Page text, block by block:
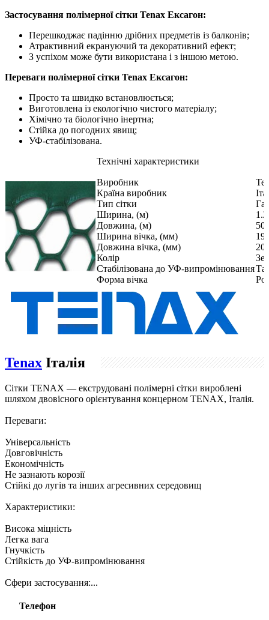
Застосування полімерної сітки Tenax Ексагон:
Перешкоджає падінню дрібних предметів із балконів;
Атрактивний екрануючий та декоративний ефект;
З успіхом може бути використана і з іншою метою.
Переваги полімерної сітки Tenax Ексагон:
Просто та швидко встановлюється;
Виготовлена ​​із екологічно чистого матеріалу;
Хімічно та біологічно інертна;
Стійка до погодних явищ;
УФ-стабілізована.
Технічні характеристики
Виробник
Країна виробник
Тип сітки
Ширина, (м)
Довжина, (м)
Ширина вічка, (мм)
Довжина вічка, (мм)
Колір
Стабілізована до УФ-випромінювання
Форма вічка
1.2
19
20
Tenax Італія
Сітки TENAX — екструдовані полімерні сітки вироблені
шляхом двовісного орієнтування концерном TENAX, Італія.
Переваги:
Універсальність
Довговічність
Економічність
Не зазнають корозії
Стійкі до лугів та інших агресивних середовищ
Характеристики:
Висока міцність
Легка вага
Гнучкість
Стійкість до УФ-випромінювання
Сфери застосування:...
Телефон